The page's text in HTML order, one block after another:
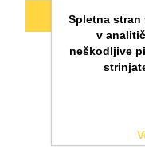
Spletna stran
v
neškodljive